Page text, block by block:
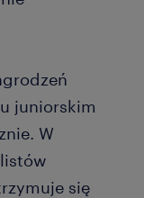
otwarty na
W tej
juniorskim
W
się